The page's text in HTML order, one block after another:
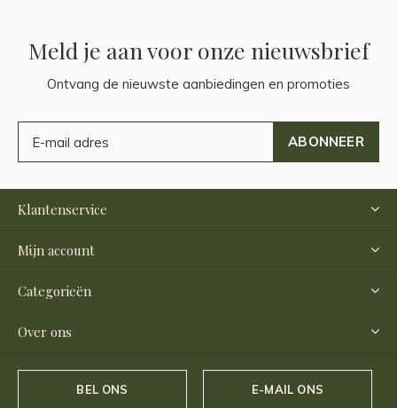
Meld je aan voor onze nieuwsbrief
Ontvang de nieuwste aanbiedingen en promoties
ABONNEER
Klantenservice
Mijn account
Categorieën
Over ons
BEL ONS E-MAIL ONS